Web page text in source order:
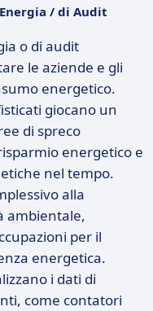
/ di Audit
o di audit
le aziende e gli
energetico.
giocano un
di spreco
energetico e
nel tempo.
alla
ambientale,
per il
energetica.
i dati di
come contatori